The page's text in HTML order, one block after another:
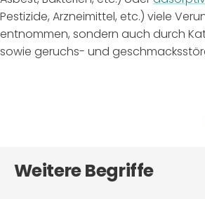
Pestizide, Arzneimittel, etc.) viele
entnommen, sondern auch durch
sowie geruchs- und
Weitere Begriffe